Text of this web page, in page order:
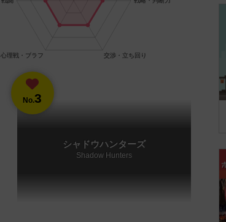
No.3
シャドウハンターズ
Shadow Hunters